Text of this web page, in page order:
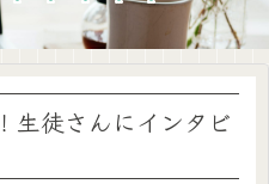
生徒さんにインタビ